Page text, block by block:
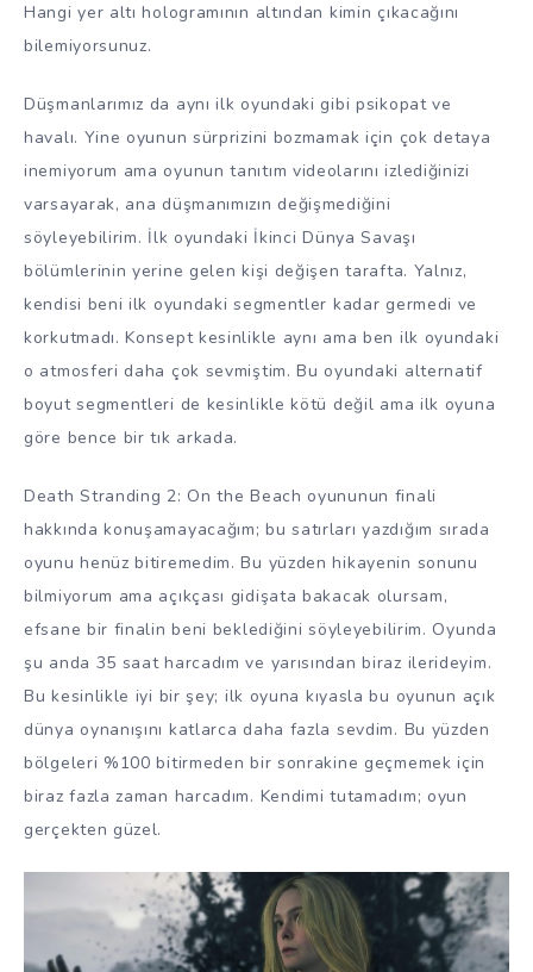
Hangi yer altı hologramının altından kimin çıkacağını
bilemiyorsunuz.
Düşmanlarımız da aynı ilk oyundaki gibi psikopat ve
havalı. Yine oyunun sürprizini bozmamak için çok detaya
inemiyorum ama oyunun tanıtım videolarını izlediğinizi
varsayarak, ana düşmanımızın değişmediğini
söyleyebilirim. İlk oyundaki İkinci Dünya Savaşı
bölümlerinin yerine gelen kişi değişen tarafta. Yalnız,
kendisi beni ilk oyundaki segmentler kadar germedi ve
korkutmadı. Konsept kesinlikle aynı ama ben ilk oyundaki
o atmosferi daha çok sevmiştim. Bu oyundaki alternatif
boyut segmentleri de kesinlikle kötü değil ama ilk oyuna
göre bence bir tık arkada.
Death Stranding 2: On the Beach oyununun finali
hakkında konuşamayacağım; bu satırları yazdığım sırada
oyunu henüz bitiremedim. Bu yüzden hikayenin sonunu
bilmiyorum ama açıkçası gidişata bakacak olursam,
efsane bir finalin beni beklediğini söyleyebilirim. Oyunda
şu anda 35 saat harcadım ve yarısından biraz ilerideyim.
Bu kesinlikle iyi bir şey; ilk oyuna kıyasla bu oyunun açık
dünya oynanışını katlarca daha fazla sevdim. Bu yüzden
bölgeleri %100 bitirmeden bir sonrakine geçmemek için
biraz fazla zaman harcadım. Kendimi tutamadım; oyun
gerçekten güzel.